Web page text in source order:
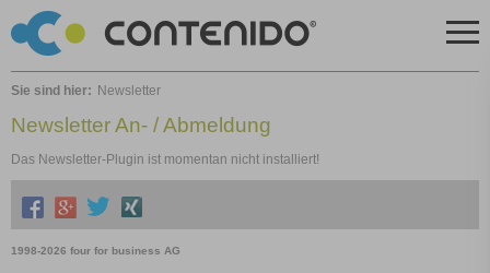
Sie sind hier: Newsletter
Newsletter An- / Abmeldung
Das Newsletter-Plugin ist momentan nicht installiert!
1998-2026 four for business AG